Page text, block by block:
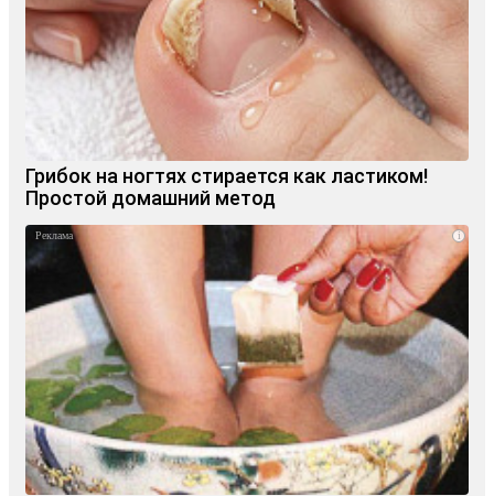
Грибок на ногтях стирается как ластиком!
Простой домашний метод
i